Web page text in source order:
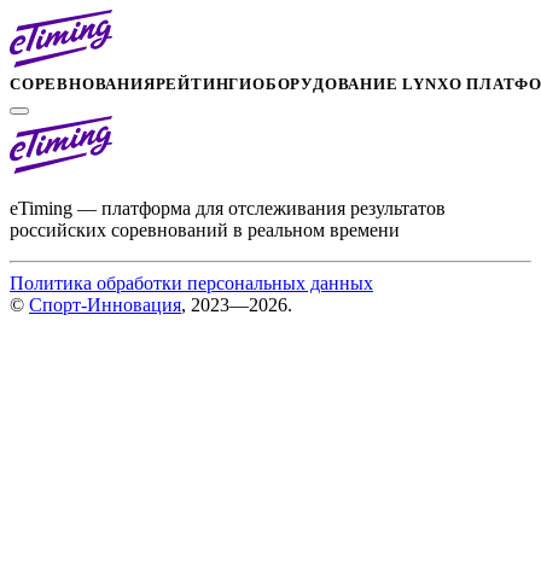
СОРЕВНОВАНИЯРЕЙТИНГИОБОРУДОВАНИЕ LYNXО
eTiming — платформа для отслеживания результатов
российских соревнований в реальном времени
Политика обработки персональных данных
© Спорт-Инновация, 2023—2026.